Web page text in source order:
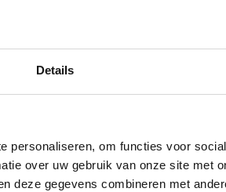
Details
personaliseren, om functies voor
over uw gebruik van onze site met
deze gegevens combineren met
maat aan
een hbo- of wo-professional en: